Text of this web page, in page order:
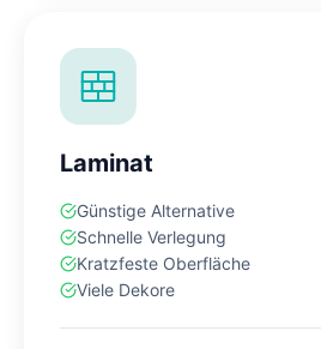
Laminat
Günstige Alternative
Schnelle Verlegung
Kratzfeste Oberfläche
Viele Dekore